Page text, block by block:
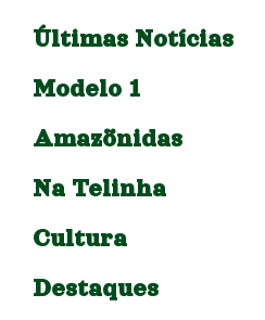
Últimas Notícias
Modelo 1
Amazõnidas
Na Telinha
Cultura
Destaques